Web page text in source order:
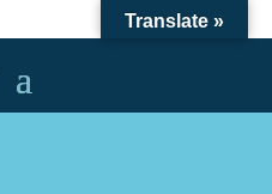
Translate »